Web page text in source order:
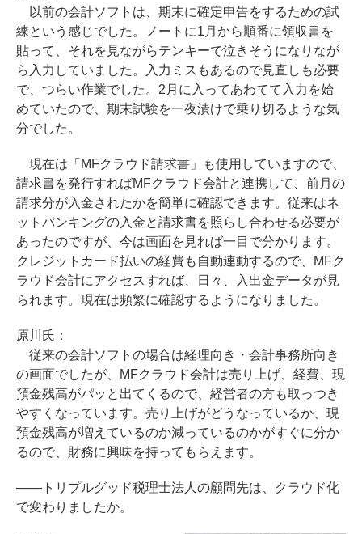
以前の会計ソフトは、期末に確定申告をするための試
練という感じでした。ノートに1月から順番に領収書を
貼って、それを見ながらテンキーで泣きそうになりなが
ら入力していました。入力ミスもあるので見直しも必要
で、つらい作業でした。2月に入ってあわてて入力を始
めていたので、期末試験を一夜漬けで乗り切るような気
分でした。
現在は「MFクラウド請求書」も使用していますので、
請求書を発行すればMFクラウド会計と連携して、前月の
請求分が入金されたかを簡単に確認できます。従来はネ
ットバンキングの入金と請求書を照らし合わせる必要が
あったのですが、今は画面を見れば一目で分かります。
クレジットカード払いの経費も自動連動するので、MFク
ラウド会計にアクセスすれば、日々、入出金データが見
られます。現在は頻繁に確認するようになりました。
原川氏：
従来の会計ソフトの場合は経理向き・会計事務所向き
の画面でしたが、MFクラウド会計は売り上げ、経費、現
預金残高がパッと出てくるので、経営者の方も取っつき
やすくなっています。売り上げがどうなっているか、現
預金残高が増えているのか減っているのかがすぐに分か
るので、財務に興味を持ってもらえます。
――トリプルグッド税理士法人の顧問先は、クラウド化
で変わりましたか。